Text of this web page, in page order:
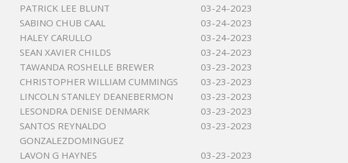
PATRICK LEE BLUNT
03-24-2023
SABINO CHUB CAAL
03-24-2023
HALEY CARULLO
03-24-2023
SEAN XAVIER CHILDS
03-24-2023
TAWANDA ROSHELLE BREWER
03-23-2023
CHRISTOPHER WILLIAM CUMMINGS
03-23-2023
LINCOLN STANLEY DEANEBERMON
03-23-2023
LESONDRA DENISE DENMARK
03-23-2023
SANTOS REYNALDO
GONZALEZDOMINGUEZ
03-23-2023
LAVON G HAYNES
03-23-2023